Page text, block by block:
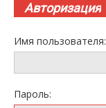
Авторизация
Имя пользователя:
Пароль: